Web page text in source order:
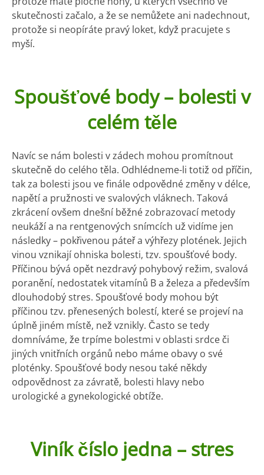
skutečnosti začalo, a že se nemůžete ani nadechnout,
protože si neopíráte pravý loket, když pracujete s
myší.
Spoušťové body – bolesti v
celém těle
Navíc se nám bolesti v zádech mohou promítnout
skutečně do celého těla. Odhlédneme-li totiž od příčin,
tak za bolesti jsou ve finále odpovědné změny v délce,
napětí a pružnosti ve svalových vláknech. Taková
zkrácení ovšem dnešní běžné zobrazovací metody
neukáží a na rentgenových snímcích už vidíme jen
následky – pokřivenou páteř a výhřezy plotének. Jejich
vinou vznikají ohniska bolesti, tzv. spoušťové body.
Příčinou bývá opět nezdravý pohybový režim, svalová
poranění, nedostatek vitamínů B a železa a především
dlouhodobý stres. Spoušťové body mohou být
příčinou tzv. přenesených bolestí, které se projeví na
úplně jiném místě, než vznikly. Často se tedy
domníváme, že trpíme bolestmi v oblasti srdce či
jiných vnitřních orgánů nebo máme obavy o své
ploténky. Spoušťové body nesou také někdy
odpovědnost za závratě, bolesti hlavy nebo
urologické a gynekologické obtíže.
Viník číslo jedna – stres